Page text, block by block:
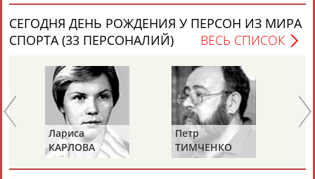
Каримжан
АБДРАХМАНОВ
Аделя
АБДРАХМАНОВА
Андрей
АБДУВАЛИЕВ
Герман
АБДУЛАЕВ
СЕГОДНЯ ДЕНЬ РОЖДЕНИЯ У ПЕРСОН ИЗ МИРА
СПОРТА (33 ПЕРСОНАЛИЙ)
ВЕСЬ СПИСОК
Лариса
КАРЛОВА
Петр
ТИМЧЕНКО